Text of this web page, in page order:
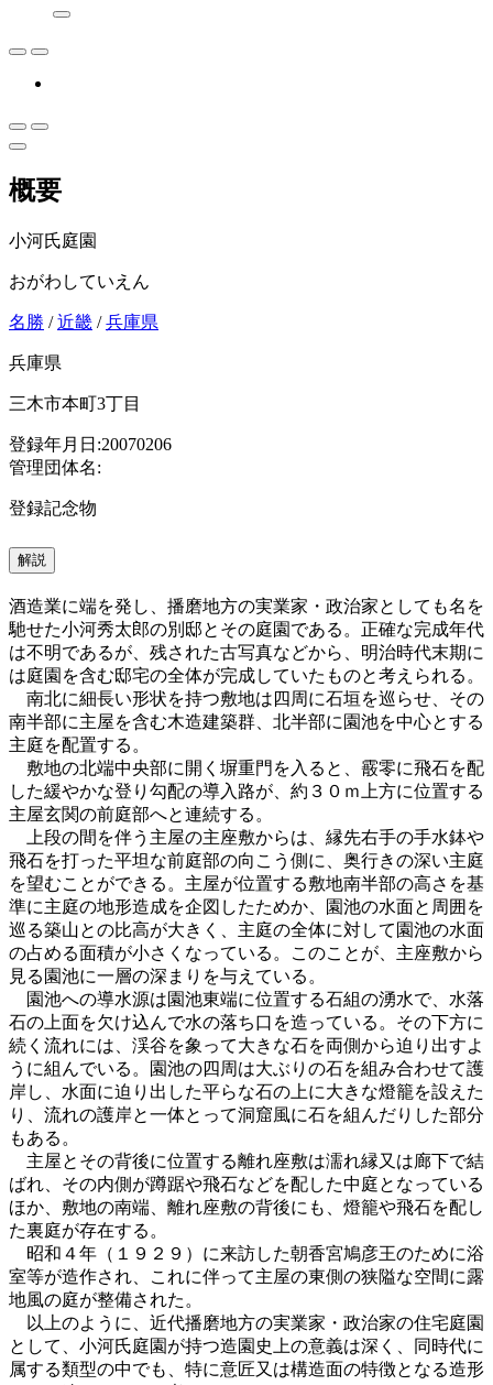
概要
小河氏庭園
おがわしていえん
名勝 /近畿 /兵庫県
兵庫県
三木市本町3丁目
登録年月日:20070206
管理団体名:
登録記念物
解説
酒造業に端を発し、播磨地方の実業家・政治家としても名を
馳せた小河秀太郎の別邸とその庭園である。正確な完成年代
は不明であるが、残された古写真などから、明治時代末期に
は庭園を含む邸宅の全体が完成していたものと考えられる。
南北に細長い形状を持つ敷地は四周に石垣を巡らせ、その
南半部に主屋を含む木造建築群、北半部に園池を中心とする
主庭を配置する。
敷地の北端中央部に開く塀重門を入ると、霰零に飛石を配
した緩やかな登り勾配の導入路が、約３０ｍ上方に位置する
主屋玄関の前庭部へと連続する。
上段の間を伴う主屋の主座敷からは、縁先右手の手水鉢や
飛石を打った平坦な前庭部の向こう側に、奥行きの深い主庭
を望むことができる。主屋が位置する敷地南半部の高さを基
準に主庭の地形造成を企図したためか、園池の水面と周囲を
巡る築山との比高が大きく、主庭の全体に対して園池の水面
の占める面積が小さくなっている。このことが、主座敷から
見る園池に一層の深まりを与えている。
園池への導水源は園池東端に位置する石組の湧水で、水落
石の上面を欠け込んで水の落ち口を造っている。その下方に
続く流れには、渓谷を象って大きな石を両側から迫り出すよ
うに組んでいる。園池の四周は大ぶりの石を組み合わせて護
岸し、水面に迫り出した平らな石の上に大きな燈籠を設えた
り、流れの護岸と一体とって洞窟風に石を組んだりした部分
もある。
主屋とその背後に位置する離れ座敷は濡れ縁又は廊下で結
ばれ、その内側が蹲踞や飛石などを配した中庭となっている
ほか、敷地の南端、離れ座敷の背後にも、燈籠や飛石を配し
た裏庭が存在する。
昭和４年（１９２９）に来訪した朝香宮鳩彦王のために浴
室等が造作され、これに伴って主屋の東側の狭隘な空間に露
地風の庭が整備された。
以上のように、近代播磨地方の実業家・政治家の住宅庭園
として、小河氏庭園が持つ造園史上の意義は深く、同時代に
属する類型の中でも、特に意匠又は構造面の特徴となる造形